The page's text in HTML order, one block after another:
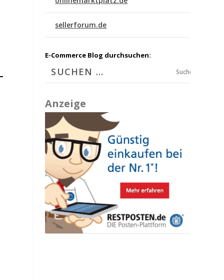
sellerforum.de
E-Commerce Blog durchsuchen:
Suchen
Anzeige